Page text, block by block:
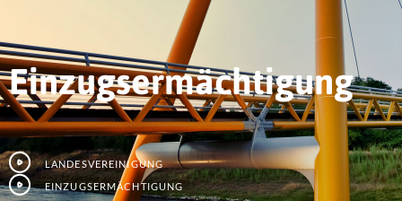
Einzugsermächtigung
Landesvereinigung
Einzugsermächtigung